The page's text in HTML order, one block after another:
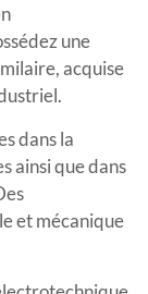
une
acquise
dans la
ainsi que dans
et mécanique